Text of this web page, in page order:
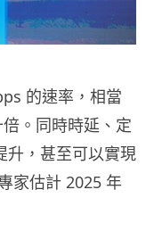
的速率，相當
。同時時延、定
升，甚至可以實現
家估計 2025 年